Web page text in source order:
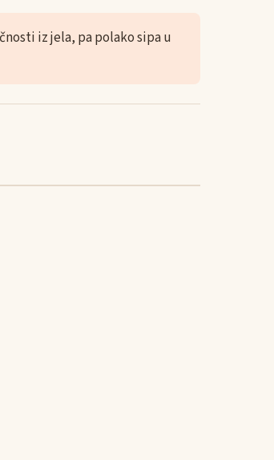
iz jela, pa polako sipa u